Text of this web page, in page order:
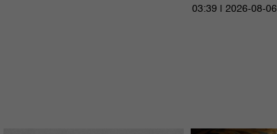
03:39 | 2026-08-06